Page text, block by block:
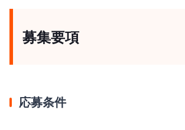
募集要項
応募条件